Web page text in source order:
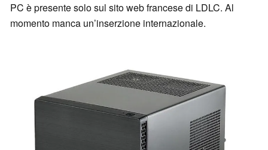
PC è presente solo sul sito web francese di LDLC. Al
momento manca un’inserzione internazionale.